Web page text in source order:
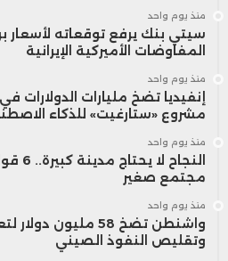
منذ يوم واحد
سيتي بنك يرفع توقعاته لأسعار
المفاوضات الأميركية الإيرانية
منذ يوم واحد
إنفيديا تضخ مليارات
مشروع «ستارغيت» للذكاء
منذ يوم واحد
مجتمع صغير
منذ يوم واحد
واشنطن تضخ 58 مليون
وتقليص النفوذ الصيني